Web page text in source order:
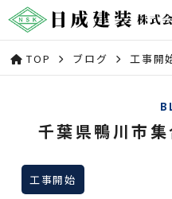
TOP ブログ 工事開
千葉県鴨川市
工事開始